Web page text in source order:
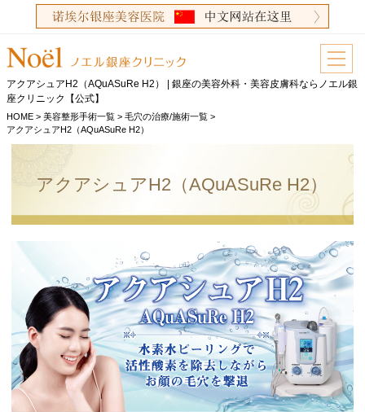
アクアシュアH2（AQuASuRe H2） | 銀座の美容外科・美容皮膚科ならノエル銀
座クリニック【公式】
HOME >美容整形手術一覧 >毛穴の治療/施術一覧 >
アクアシュアH2（AQuASuRe H2）
アクアシュアH2（AQuASuRe H2）